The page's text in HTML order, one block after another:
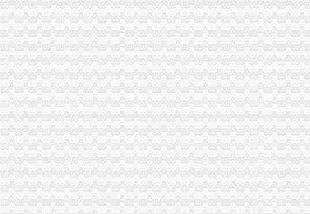
山东华冠重组大门疑被关闭营业执照事关成败_东方财富网
【重庆青木关香港公司注册|注册香港公司|香港公司注册查询】-重庆赶
【重庆青木关公司资质认证|企业资质认证|企业认证网】-重庆赶集网
【58同城】重庆沙坪坝青木关验资开户服务_验资开户公司_验资开户办
【58同城】青木关纳税申报流程_青木关国税申报
沙坪坝区青木关货运代理服务部
在青木关开个洗车店需不需要办个营业执照？_搜问问
分类广告——凤凰网房产北京
张关镇工商财税_张关镇工商年检_张关镇工商代办-58到家
重庆专项审批：重庆工商代办渝中,慷慨的派息政策成为企业的选择。
重庆关口代理记账有限公司联系方式_信用报告_工商信息-启信宝
中国邮政集团公司重庆市沙坪坝区青木关邮政支局_【信用信息_诉讼信
【重庆青木关企业法人变更|企业名称变更|企业地址变更】-重庆赶集网
【58同城】重庆沙坪坝青木关公司变更_公司名称/法人变更_工商变更